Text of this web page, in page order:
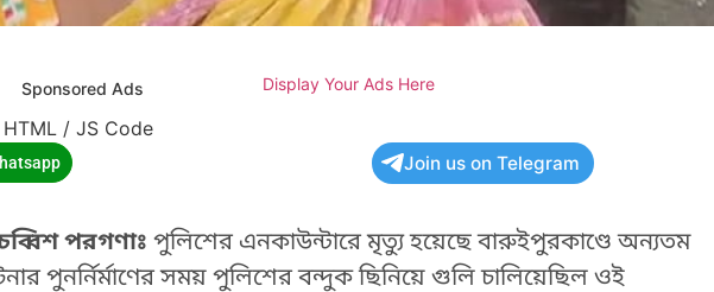
Sponsored Ads Display Your Ads Here
HTML / JS Code
Join us on Telegram
পরগণাঃ পুলিশের এনকাউন্টারে মৃত্যু হয়েছে বারুইপুরকাণ্ডে অন্যতম
পুনর্নির্মাণের সময় পুলিশের বন্দুক ছিনিয়ে গুলি চালিয়েছিল ওই